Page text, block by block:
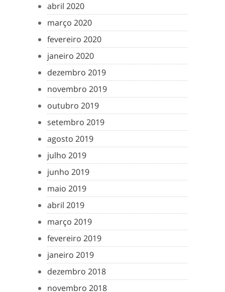
abril 2020
março 2020
fevereiro 2020
janeiro 2020
dezembro 2019
novembro 2019
outubro 2019
setembro 2019
agosto 2019
julho 2019
junho 2019
maio 2019
abril 2019
março 2019
fevereiro 2019
janeiro 2019
dezembro 2018
novembro 2018